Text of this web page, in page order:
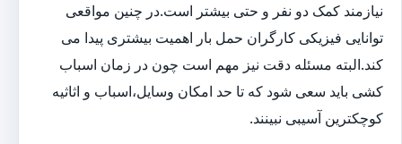
نیازمند کمک دو نفر و حتی بیشتر است.در چنین مواقعی
توانایی فیزیکی کارگران حمل بار اهمیت بیشتری پیدا می
کند.البته مسئله دقت نیز مهم است چون در زمان اسباب
کشی باید سعی شود که تا حد امکان وسایل،اسباب و اثاثیه
کوچکترین آسیبی نبینند.